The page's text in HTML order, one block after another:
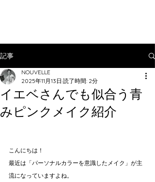
記事
イエベさんでも似合う青
みピンクメイク紹介
NOUVELLE
2025年11月13日 読了時間: 2分
こんにちは！
最近は「パーソナルカラーを意識したメイク」が主
流になっていますよね。